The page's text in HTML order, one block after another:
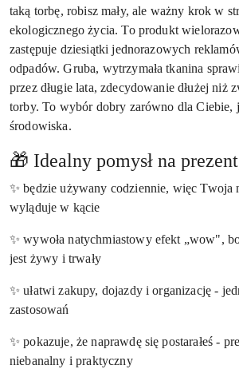
taką torbę, robisz mały, ale ważny krok w
ekologicznego życia. To produkt
zastępuje dziesiątki jednorazowych
odpadów. Gruba, wytrzymała tkanina
przez długie lata, zdecydowanie dłużej niż
torby. To wybór dobry zarówno dla Ciebie,
środowiska.
🎁 Idealny pomysł na
✨ będzie używany codziennie, więc Twoja
wyląduje w kącie
✨ wywoła natychmiastowy efekt „wow",
jest żywy i trwały
✨ ułatwi zakupy, dojazdy i organizację -
zastosowań
✨ pokazuje, że naprawdę się postarałeś -
niebanalny i praktyczny